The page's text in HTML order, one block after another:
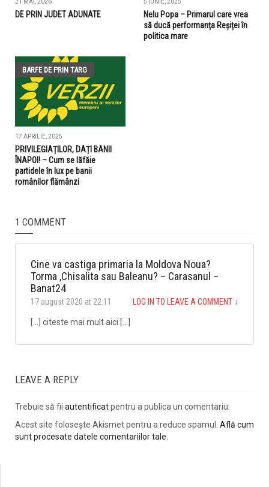
21 MAI, 2026
DE PRIN JUDET ADUNATE
5 IUNIE, 2025
Nelu Popa – Primarul care vrea
să ducă performanța Reșiței în
politica mare
BARFE DE PRIN TARG
17 APRILIE, 2025
PRIVILEGIAȚILOR, DAȚI BANII
ÎNAPOI! – Cum se lăfăie
partidele în lux pe banii
românilor flămânzi
1 COMMENT
Cine va castiga primaria la Moldova Noua?
Torma ,Chisalita sau Baleanu? – Carasanul –
Banat24
17 august 2020 at 22:11 LOG IN TO LEAVE A COMMENT ↓
[…] citeste mai mult aici […]
LEAVE A REPLY
Trebuie să fii autentificatpentru a publica un comentariu.
Acest site folosește Akismet pentru a reduce spamul. Află cum
sunt procesate datele comentariilor tale